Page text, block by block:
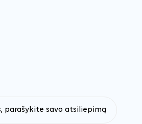
parašykite savo atsiliepimą